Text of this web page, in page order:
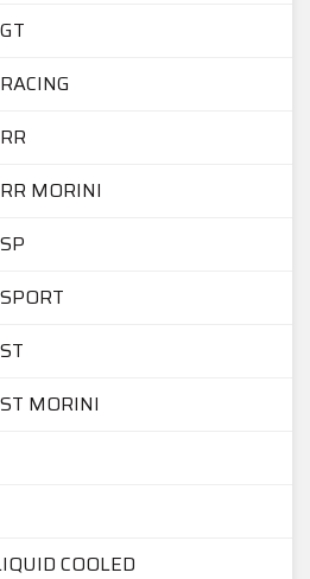
MORINI
MORINI
COOLED